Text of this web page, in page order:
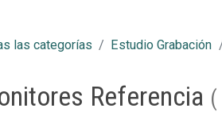
las categorías Estudio Grabación
Referencia (